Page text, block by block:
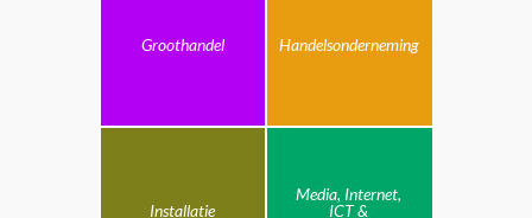
Groothandel Handelsonderneming
Installatie
Media, Internet,
ICT &